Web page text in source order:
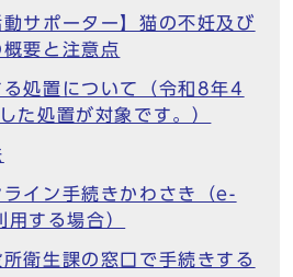
動サポーター】猫の不妊及び
要と注意点
処置について（令和8年4
た処置が対象です。）
イン手続きかわさき（e-
する場合）
衛生課の窓口で手続きする